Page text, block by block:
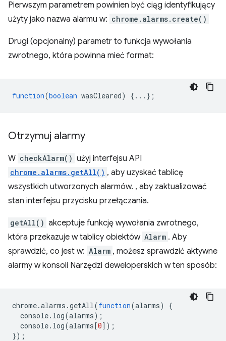
Pierwszym parametrem powinien być ciąg identyfikujący
użyty jako nazwa alarmu w: chrome.alarms.create()
Drugi (opcjonalny) parametr to funkcja wywołania
zwrotnego, która powinna mieć format:
function(boolean wasCleared) {...};
Otrzymuj alarmy
W checkAlarm() użyj interfejsu API
chrome.alarms.getAll() , aby uzyskać tablicę
wszystkich utworzonych alarmów. , aby zaktualizować
stan interfejsu przycisku przełączania.
getAll() akceptuje funkcję wywołania zwrotnego,
która przekazuje w tablicy obiektów Alarm . Aby
sprawdzić, co jest w: Alarm , możesz sprawdzić aktywne
alarmy w konsoli Narzędzi deweloperskich w ten sposób:
chrome.alarms .getAll (function(alarms)
{
console. log(alarms);
console. log(alarms[0]);
});